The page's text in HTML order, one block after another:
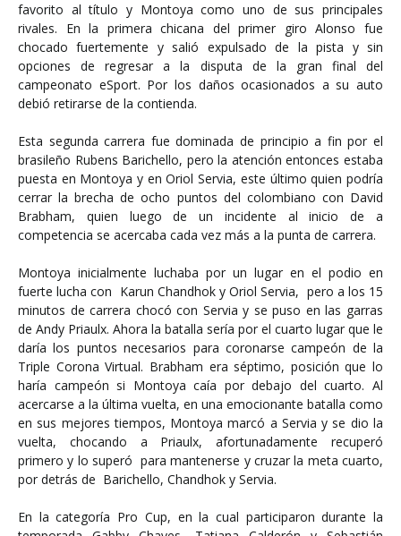
favorito al título y Montoya como uno de sus principales
rivales. En la primera chicana del primer giro Alonso fue
chocado fuertemente y salió expulsado de la pista y sin
opciones de regresar a la disputa de la gran final del
campeonato eSport. Por los daños ocasionados a su auto
debió retirarse de la contienda.
Esta segunda carrera fue dominada de principio a fin por el
brasileño Rubens Barichello, pero la atención entonces estaba
puesta en Montoya y en Oriol Servia, este último quien podría
cerrar la brecha de ocho puntos del colombiano con David
Brabham, quien luego de un incidente al inicio de a
competencia se acercaba cada vez más a la punta de carrera.
Montoya inicialmente luchaba por un lugar en el podio en
fuerte lucha con Karun Chandhok y Oriol Servia, pero a los 15
minutos de carrera chocó con Servia y se puso en las garras
de Andy Priaulx. Ahora la batalla sería por el cuarto lugar que le
daría los puntos necesarios para coronarse campeón de la
Triple Corona Virtual. Brabham era séptimo, posición que lo
haría campeón si Montoya caía por debajo del cuarto. Al
acercarse a la última vuelta, en una emocionante batalla como
en sus mejores tiempos, Montoya marcó a Servia y se dio la
vuelta, chocando a Priaulx, afortunadamente recuperó
primero y lo superó para mantenerse y cruzar la meta cuarto,
por detrás de Barichello, Chandhok y Servia.
En la categoría Pro Cup, en la cual participaron durante la